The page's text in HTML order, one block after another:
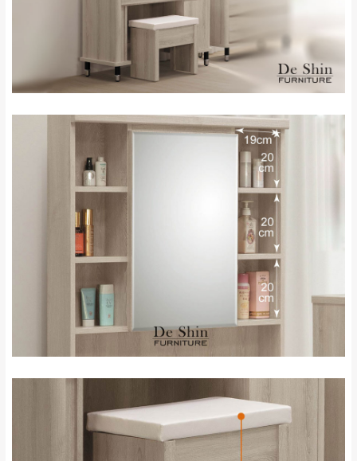
林、福隆、淡水山
區、北投湖山路、
深坑山區
基隆
$ 9,000以上：免
$ 9,000以下：
基隆山區
苗栗
$ 9,000以上：免
卓蘭鎮、三灣、通
霄山區、西湖、泰
安鄉、大湖鄉、頭
屋、獅潭鄉
到貨時間：指定送貨日當天以電話聯絡確認
台北市、新北市地區固定每周(三)、(日)兩天收送貨
保有出貨的權利。
保護物流人員的工作安全，賣家無提供吊掛
服務，若需以吊車或其他的吊掛方式吊運，
費用將由買方自行支付。
因大型傢俱有組裝、配送的問題，並非一般
快速到貨商品，無法指定特定時間送達，司
機當天到貨前皆會再與您通知，讓你不用整
天在家等貨，以節省您的寶貴時間。
由於百貨公司配送較為不易，故暫無法配送
至百貨公司內部。
發票寄送：
若您選擇三聯式或索取兩聯式發票，發票將於商品
完成出貨15個工作天另行寄出，另外約加上2~7個
工作天內送達，如遇國定假日將順延寄送。
皆由本站負責，所有退回及換貨之商品必須
是全新狀態且完整包裝，床墊、床包、枕頭
類產品需為未拆封狀態(請保持商品、附件、